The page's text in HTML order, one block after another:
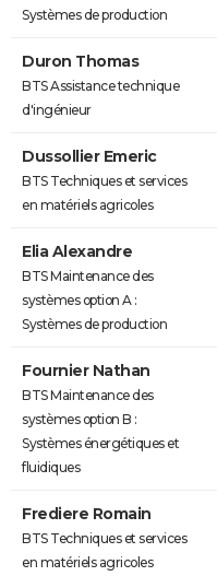
Systèmes de production
Duron Thomas
BTS Assistance technique
d'ingénieur
Dussollier Emeric
BTS Techniques et services
en matériels agricoles
Elia Alexandre
BTS Maintenance des
systèmes option A :
Systèmes de production
Fournier Nathan
BTS Maintenance des
systèmes option B :
Systèmes énergétiques et
fluidiques
Frediere Romain
BTS Techniques et services
en matériels agricoles